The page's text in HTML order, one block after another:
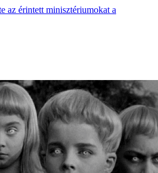
az érintett minisztériumokat a